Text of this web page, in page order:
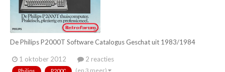
De Philips P2000T Software Catalogus Geschat uit 1983/1984
1 oktober 2012 2 reacties
Philips P2000 (en 3 meer)